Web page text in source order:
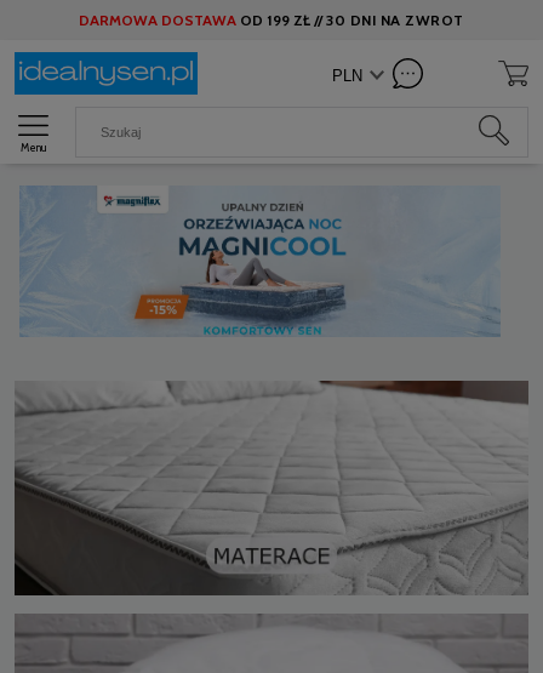
DARMOWA DOSTAWA OD 199 ZŁ //30 DNI NA ZWROT
Menu